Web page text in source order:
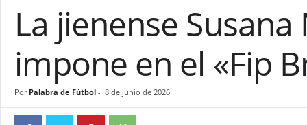
F
ú
b
|
La jienense
impone en el «Fip
Por Palabra de Fútbol - 8 de junio de 2026